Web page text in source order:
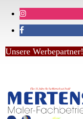
Unsere Werbepartner!